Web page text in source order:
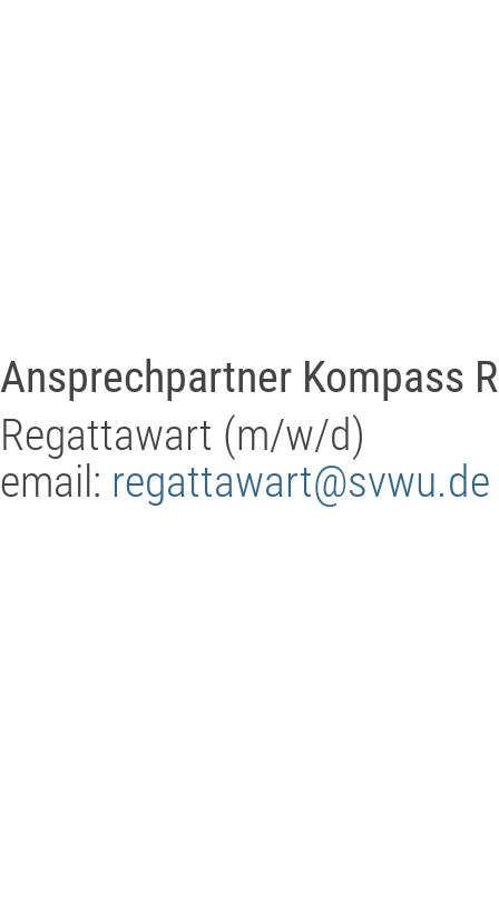
Ansprechpartner Kompass
Regattawart (m/w/d)
email: regattawart@svwu.de